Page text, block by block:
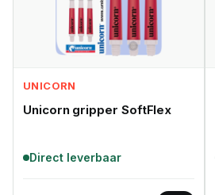
UNICORN
Unicorn gripper SoftFlex
Direct leverbaar